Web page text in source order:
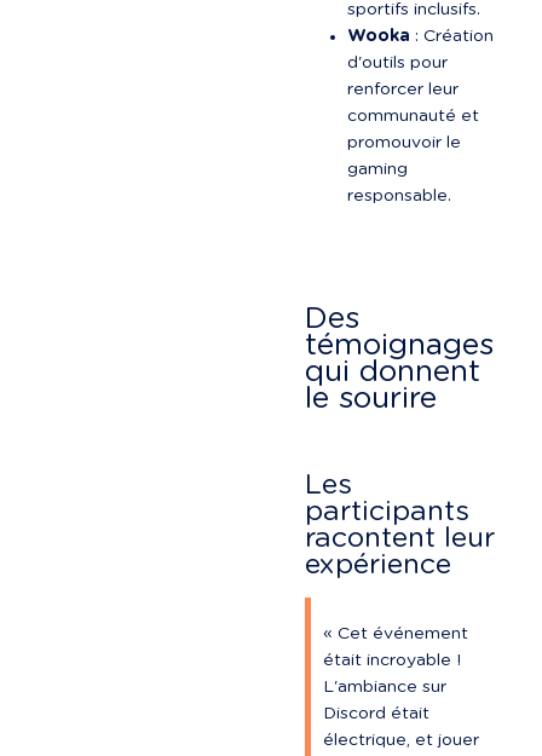
sportifs inclusifs.
Wooka : Création
d'outils pour
renforcer leur
communauté et
promouvoir le
gaming
responsable.
Des
témoignages
qui donnent
le sourire
Les
participants
racontent leur
expérience
« Cet événement
était incroyable !
L'ambiance sur
Discord était
électrique, et jouer